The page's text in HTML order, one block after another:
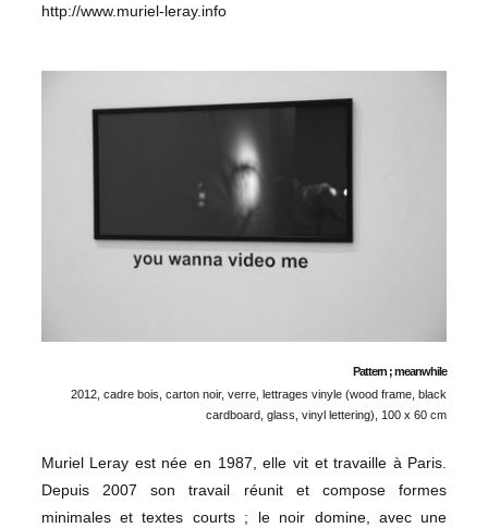
http://www.muriel-leray.info
Pattern ; meanwhile
2012, cadre bois, carton noir, verre, lettrages vinyle (wood frame, black
cardboard, glass, vinyl lettering), 100 x 60 cm
Muriel Leray est née en 1987, elle vit et travaille à Paris.
Depuis 2007 son travail réunit et compose formes
minimales et textes courts ; le noir domine, avec une